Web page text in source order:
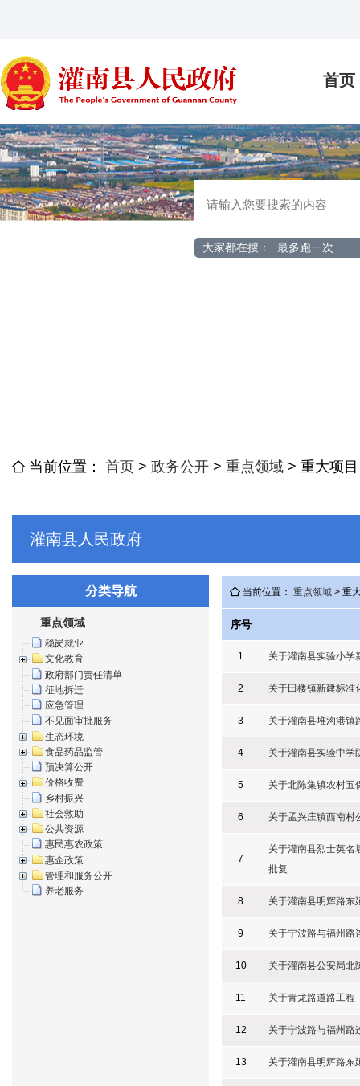
首页
大家都在搜： 最多跑一次
当前位置： 首页 > 政务公开 > 重点领域 > 重大项目
灌南县人民政府
分类导航
重点领域
稳岗就业
文化教育
政府部门责任清单
征地拆迁
应急管理
不见面审批服务
生态环境
食品药品监管
预决算公开
价格收费
乡村振兴
社会救助
公共资源
惠民惠农政策
惠企政策
管理和服务公开
养老服务
当前位置： 重点领域 > 重
序号
1 关于灌南县实验小学
2 关于田楼镇新建标准
3 关于灌南县堆沟港镇
4 关于灌南县实验中学
5 关于北陈集镇农村五
6 关于孟兴庄镇西南村
7
关于灌南县烈士英名
批复
8 关于灌南县明辉路东
9 关于宁波路与福州路
10 关于灌南县公安局北
11 关于青龙路道路工程
12 关于宁波路与福州路
13 关于灌南县明辉路东